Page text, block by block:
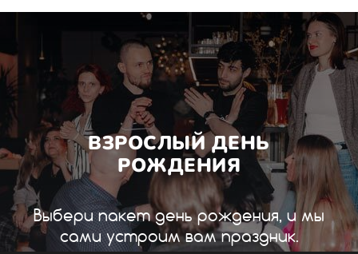
ВЗРОСЛЫЙ ДЕНЬ
РОЖДЕНИЯ
Выбери пакет день рождения, и мы
сами устроим вам праздник.